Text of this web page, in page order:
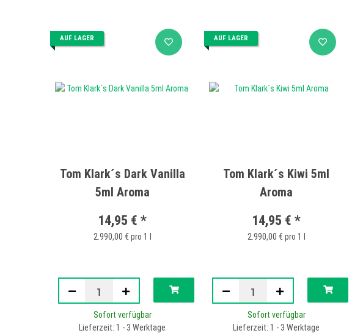
AUF LAGER
Tom Klark´s Dark Vanilla
5ml Aroma
14,95 € *
2.990,00 € pro 1 l
Sofort verfügbar
Lieferzeit: 1 - 3 Werktage
AUF LAGER
Tom Klark´s Kiwi 5ml
Aroma
14,95 € *
2.990,00 € pro 1 l
Sofort verfügbar
Lieferzeit: 1 - 3 Werktage